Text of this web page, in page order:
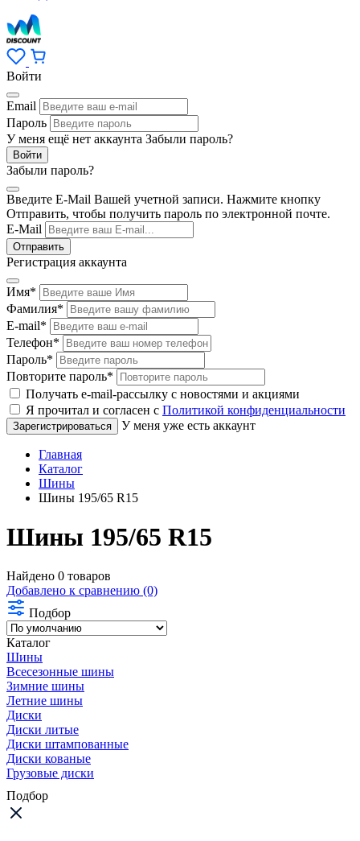
Войти
Email
Пароль
У меня ещё нет аккаунта Забыли пароль?
Забыли пароль?
Введите E-Mail Вашей учетной записи. Нажмите кнопку
Отправить, чтобы получить пароль по электронной почте.
E-Mail
Регистрация аккаунта
Имя*
Фамилия*
E-mail*
Телефон*
Пароль*
Повторите пароль*
Получать e-mail-рассылку с новостями и акциями
Я прочитал и согласен с Политикой конфиденциальности
У меня уже есть аккаунт
Главная
Каталог
Шины
Шины 195/65 R15
Шины 195/65 R15
Найдено 0 товаров
Добавлено к сравнению (0)
Подбор
Каталог
Шины
Всесезонные шины
Зимние шины
Летние шины
Диски
Диски литые
Диски штампованные
Диски кованые
Грузовые диски
Подбор